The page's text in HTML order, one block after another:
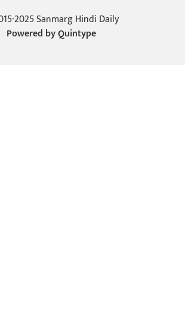
2025 Sanmarg Hindi Daily
Powered byQuintype